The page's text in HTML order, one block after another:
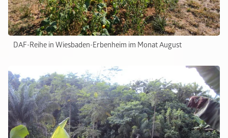
DAF-Reihe in Wiesbaden-Erbenheim im Monat August